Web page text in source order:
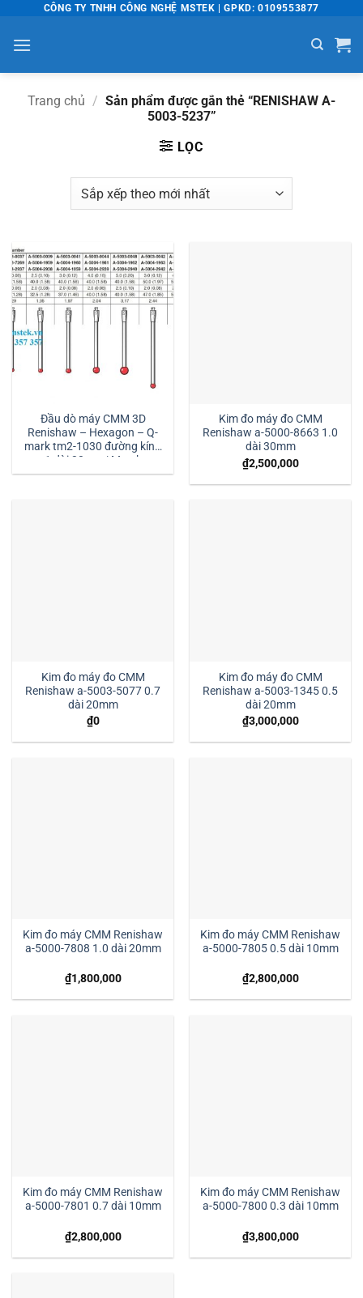
nội
dung
CÔNG TY TNHH CÔNG NGHỆ MSTEK | GPKD: 0109553877
Trang chủ / Sản phẩm được gắn thẻ “RENISHAW A-
5003-5237”
LỌC
Đầu dò máy CMM 3D
Renishaw – Hexagon – Q-
mark tm2-1030 đường kính
1 dài 30mm:| Mstek
Technology
Kim đo máy đo CMM
Renishaw a-5000-8663 1.0
dài 30mm
₫2,500,000
Kim đo máy đo CMM
Renishaw a-5003-5077 0.7
dài 20mm
₫0
Kim đo máy đo CMM
Renishaw a-5003-1345 0.5
dài 20mm
₫3,000,000
Kim đo máy CMM Renishaw
a-5000-7808 1.0 dài 20mm
₫1,800,000
Kim đo máy CMM Renishaw
a-5000-7805 0.5 dài 10mm
₫2,800,000
Kim đo máy CMM Renishaw
a-5000-7801 0.7 dài 10mm
₫2,800,000
Kim đo máy CMM Renishaw
a-5000-7800 0.3 dài 10mm
₫3,800,000